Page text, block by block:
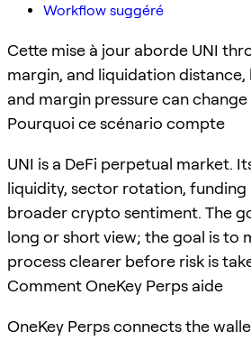
Workflow suggéré
Cette mise à jour aborde UNI
margin, and liquidation
and margin pressure can
Pourquoi ce scénario compte
UNI is a DeFi perpetual market.
liquidity, sector rotation, funding
broader crypto sentiment. The
long or short view; the goal is to
process clearer before risk is
Comment OneKey Perps aide
OneKey Perps connects the